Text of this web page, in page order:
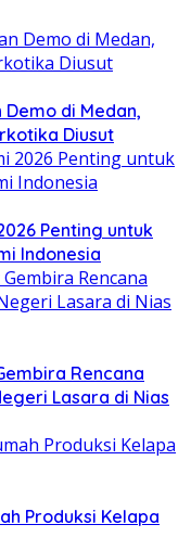
di Medan,
Diusut
Penting untuk
Indonesia
Rencana
Lasara di Nias
Produksi Kelapa